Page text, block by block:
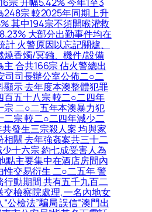
248宗 較2025年同期上升
其中194宗不須開喉灌救
大部分出勤事件均在
火警原因以忘記關爐、
燒香燭/冥鏹、機件/設備
合共166宗 佔火警總出
司司長辦公室公佈二○二
顯示 去年度本澳整體犯罪
百五十八宗 較二○二四年
宗 二○二五年本澳暴力犯
二宗 較二○二四年減少二
發生三宗殺人案 均與家
相關 去年強姦案共三十二
十六宗 約七成受害人為
點主要集中在酒店房間內
交易衍生 二○二五年 警
行動期間 共有五千九百二
檢察院處理, 一名內地女
公檢法”騙局 誤信“澳門出